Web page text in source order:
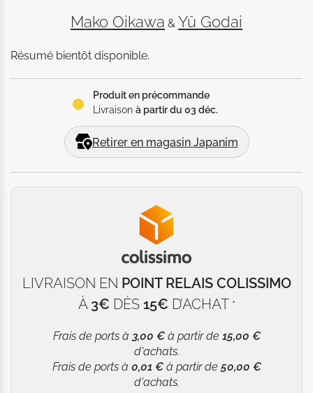
Mako Oikawa & Yû Godai
Résumé bientôt disponible.
Produit en précommande
Livraison à partir du 03 déc.
Retirer en magasin Japanim
LIVRAISON EN POINT RELAIS COLISSIMO
À 3€ DÈS 15€ D’ACHAT *
Frais de ports à 3,00 €à partir de 15,00 €
d'achats.
Frais de ports à 0,01 €à partir de50,00 €
d'achats.